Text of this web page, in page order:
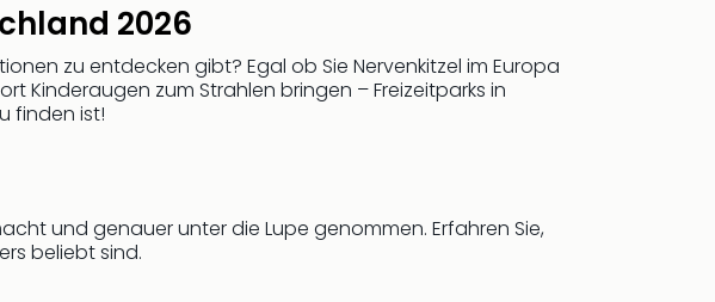
2026
zu entdecken gibt? Egal ob Sie Nervenkitzel im Europa
Kinderaugen zum Strahlen bringen – Freizeitparks in
finden ist!
und genauer unter die Lupe genommen. Erfahren Sie,
beliebt sind.